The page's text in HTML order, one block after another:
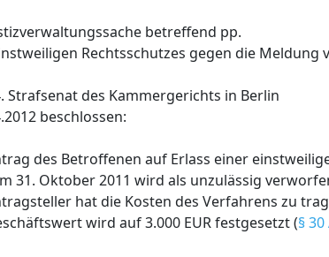
betreffend pp.
Rechtsschutzes gegen die
Strafsenat des Kammergerichts in Berlin
beschlossen:
des Betroffenen auf Erlass einer
31. Oktober 2011 wird als unzulässig
hat die Kosten des Verfahrens zu
wird auf 3.000 EUR festgesetzt (§ 30